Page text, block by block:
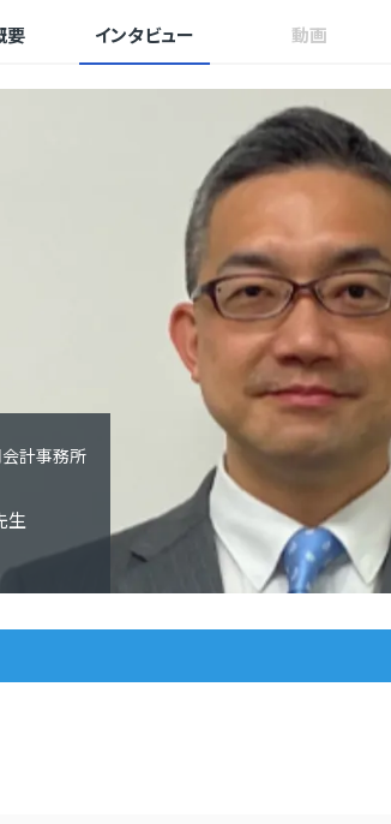
要 インタビュー 動画
計事務所
生